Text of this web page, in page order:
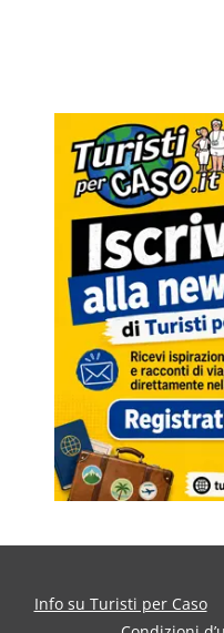
Info su Turisti per Caso